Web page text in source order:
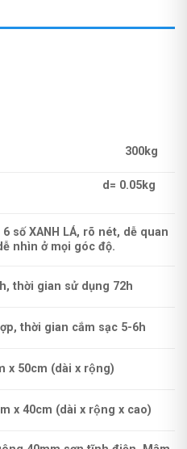
6 số XANH LÁ, rõ nét, dễ quan
nhìn ở mọi góc độ.
thời gian sử dụng 72h
thời gian cắm sạc 5-6h
x 50cm (dài x rộng)
x 40cm (dài x rộng x cao)